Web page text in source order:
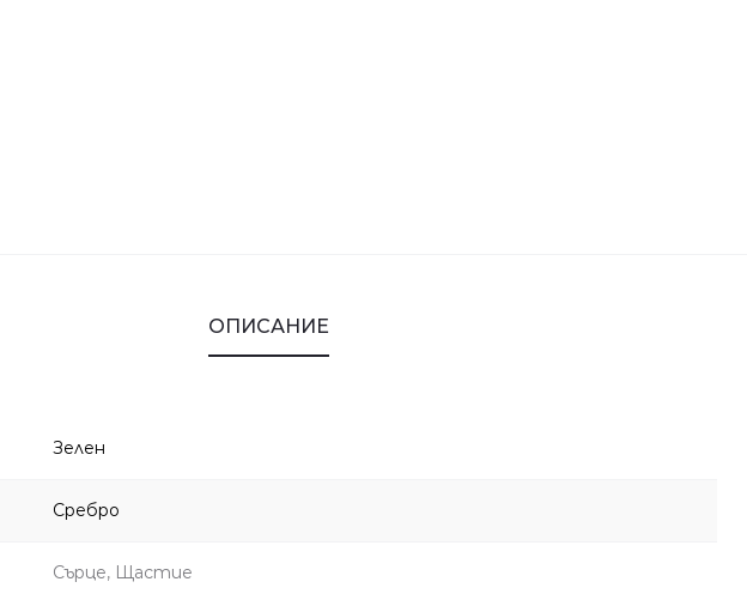
ОПИСАНИЕ
Зелен
Сребро
Сърце, Щастие